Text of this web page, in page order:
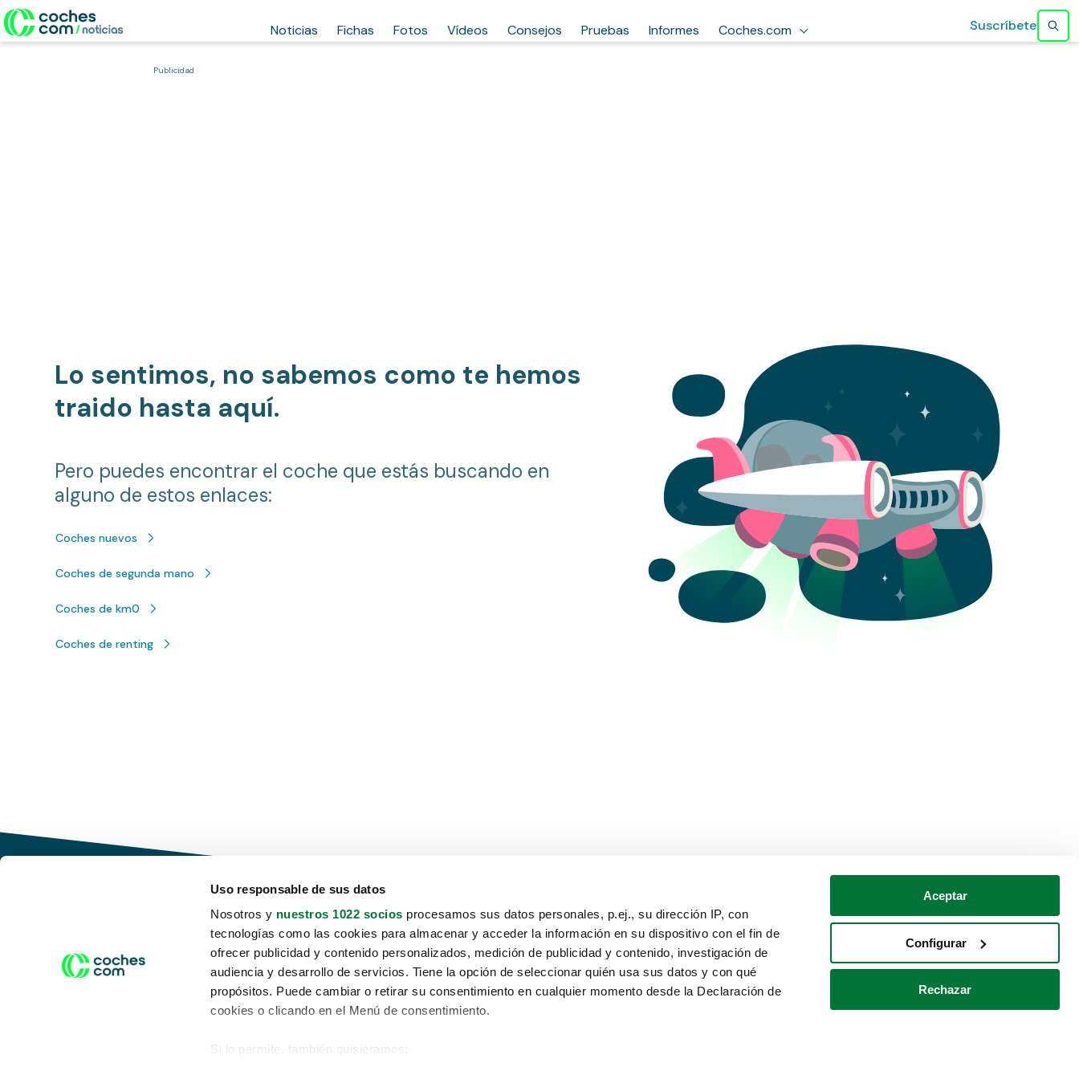
Uso responsable de sus datos
Nosotros y nuestros 1022 socios procesamos sus datos personales, p.ej., su dirección IP, con
tecnologías como las cookies para almacenar y acceder la información en su dispositivo con el fin de
ofrecer publicidad y contenido personalizados, medición de publicidad y contenido, investigación de
audiencia y desarrollo de servicios. Tiene la opción de seleccionar quién usa sus datos y con qué
propósitos. Puede cambiar o retirar su consentimiento en cualquier momento desde la Declaración de
cookies o clicando en el Menú de consentimiento.
Si lo permite, también quisiéramos:
Aceptar
Configurar
Rechazar
Noticias Fichas Fotos Vídeos Consejos Pruebas Informes Coches.com Suscríbete
Publicidad
Lo sentimos, no sabemos como te hemos
traido hasta aquí.
Pero puedes encontrar el coche que estás buscando en
alguno de estos enlaces:
Coches nuevos
Coches de segunda mano
Coches de km0
Coches de renting
Conduce tu futuro,
desata tu movilidad